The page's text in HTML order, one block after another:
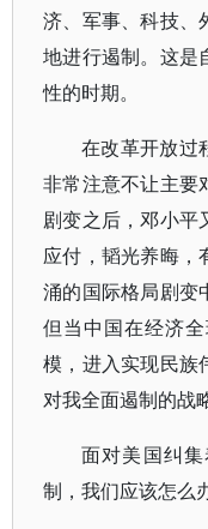
济、军事、科技、
地进行遏制。这是
性的时期。
在改革开放过
非常注意不让主要
剧变之后，邓小平
应付，韬光养晦，
涌的国际格局剧变
但当中国在经济
模，进入实现民族
对我全面遏制的战
面对美国纠
制，我们应该怎么